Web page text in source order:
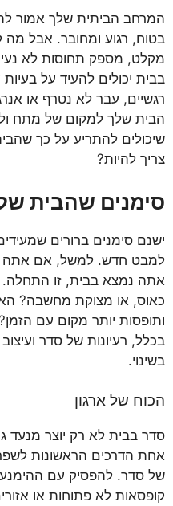
המרחב הביתית שלך אמור
בטוח, רגוע ומחובר. אבל
מקלט, מספק תחוסות לא
בבית יכולים להעיד על
רגשיים, עבר לא נטרף או
הבית שלך למקום של מתח
שיכולים להתריע על כך
צריך להיות?
סימנים שהבית
ישנם סימנים ברורים
למבט חדש. למשל, אם אתה
אתה נמצא בבית, זו
כאוס, או מצוקת מחשבה?
ותופסות יותר מקום עם
בכלל, רעיונות של סדר
בשינוי.
הכוח של ארגון
סדר בבית לא רק יוצר מנעד
אחת הדרכים הראשונות
של סדר. להפסיק עם
קופסאות לא פתוחות או